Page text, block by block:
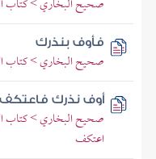
فأوف بنذرك
صحيح البخاري > كتاب
أوف نذرك فاعتكف
صحيح البخاري > كتاب
اعتكف